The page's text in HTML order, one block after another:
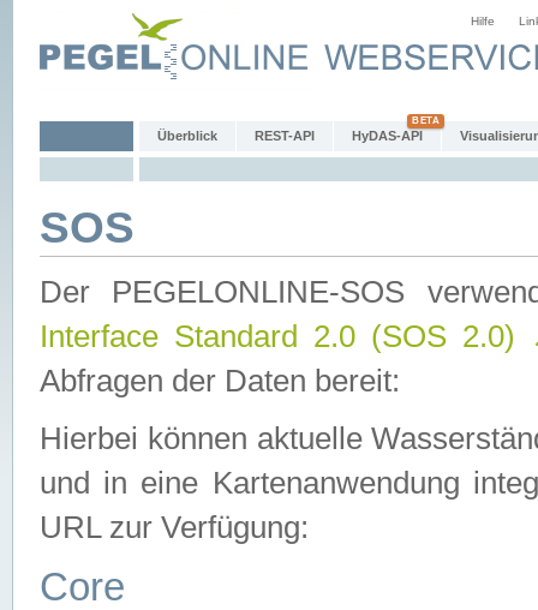
Hilfe
Überblick REST-API HyDAS-API
SOS
Der PEGELONLINE-SOS
Interface Standard 2.0 (SOS 2.0)
Abfragen der Daten bereit:
Hierbei können aktuelle
und in eine Kartenanwendung
URL zur Verfügung:
Core